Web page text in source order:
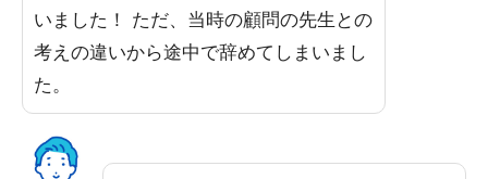
いました！ ただ、当時の顧問の先生との
考えの違いから途中で辞めてしまいまし
た。